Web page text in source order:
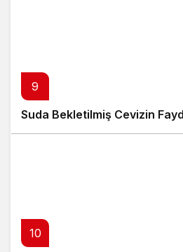
9
Suda Bekletilmiş Cevizin
10